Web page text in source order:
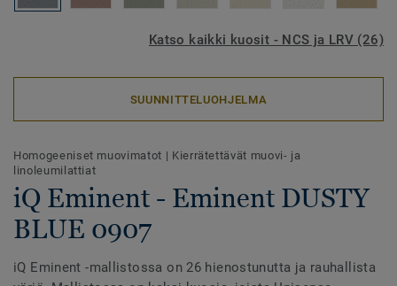
Katso kaikki kuosit - NCS ja LRV (26)
SUUNNITTELUOHJELMA
Homogeeniset muovimatot | Kierrätettävät muovi- ja
linoleumilattiat
iQ Eminent - Eminent DUSTY
BLUE 0907
iQ Eminent -mallistossa on 26 hienostunutta ja rauhallista